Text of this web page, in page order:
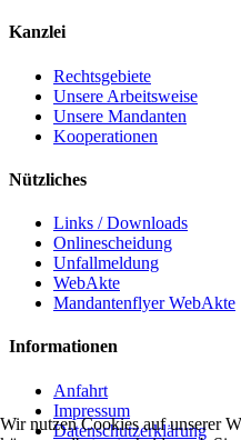
Kanzlei
Rechtsgebiete
Unsere Arbeitsweise
Unsere Mandanten
Kooperationen
Nützliches
Links / Downloads
Onlinescheidung
Unfallmeldung
WebAkte
Mandantenflyer WebAkte
Informationen
Anfahrt
Impressum
Datenschutzerklärung
Wir nutzen Cookies auf unserer